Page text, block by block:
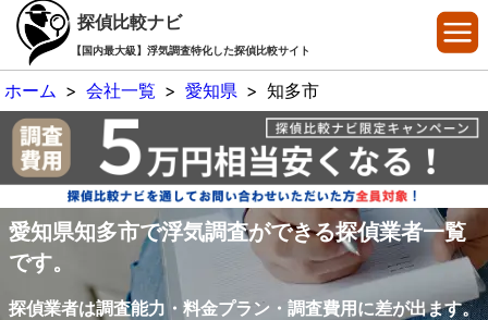
探偵比較ナビ
【国内最大級】浮気調査特化した探偵比較サイト
ホーム > 会社一覧 > 愛知県 > 知多市
愛知県知多市で浮気調査ができる探偵業者一覧
です。
探偵業者は調査能力・料金プラン・調査費用に差が出ます。